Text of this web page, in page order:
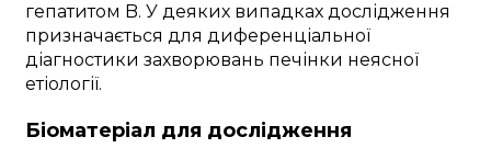
гепатитом B. У деяких випадках дослідження
призначається для диференціальної
діагностики захворювань печінки неясної
етіології.
Біоматеріал для дослідження